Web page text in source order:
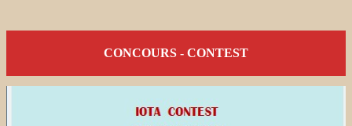
CONCOURS - CONTEST